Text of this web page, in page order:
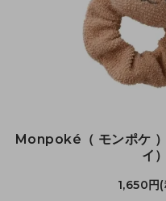
Monpoké（ モンポケ
イ）
1,650円